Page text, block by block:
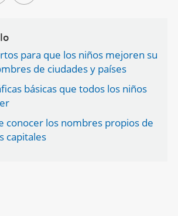
para que los niños mejoren su
de ciudades y países
básicas que todos los niños
conocer los nombres propios de
capitales